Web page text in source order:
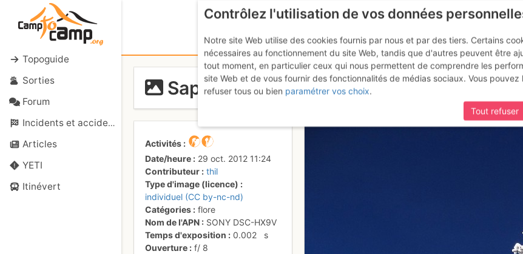
Topoguide
Sorties
Forum
Incidents et accidents
Articles
YETI
Itinévert
Sapin
Activités
Date/heure
29 oct. 2012 11:24
Contributeur
thil
Type d'image (licence)
individuel (CC by-nc-nd)
Catégories
flore
Nom de l'APN
SONY DSC-HX9V
Temps d'exposition
0.002
s
Ouverture
f/8
Contrôlez l'utilisation de vos données
Notre site Web utilise des cookies fournis par nous et par des tiers. Certains
nécessaires au fonctionnement du site Web, tandis que d'autres peuvent être
tout moment, en particulier ceux qui nous permettent de comprendre les
site Web et de vous fournir des fonctionnalités de médias sociaux. Vous pouvez
refuser tous ou bien paramétrer vos choix.
Tout refuser